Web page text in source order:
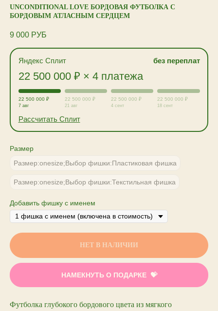
UNCONDITIONAL LOVE БОРДОВАЯ ФУТБОЛКА С
БОРДОВЫМ АТЛАСНЫМ СЕРДЦЕМ
9 000 РУБ
Яндекс Сплит без переплат
22 500 000 ₽ × 4 платежа
22 500 000 ₽
7 авг
22 500 000 ₽
21 авг
22 500 000 ₽
4 сент
22 500 000 ₽
18 сент
Рассчитать Сплит
Размер
Размер:onesize;Выбор фишки:Пластиковая фишка
Размер:onesize;Выбор фишки:Текстильная фишка
Добавить фишку с именем
НЕТ В НАЛИЧИИ
НАМЕКНУТЬ О ПОДАРКЕ
Футболка глубокого бордового цвета из мягкого